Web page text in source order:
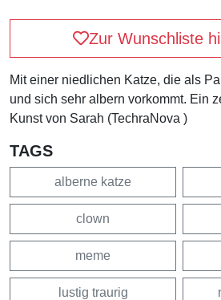
Zur Wunschliste
Mit einer niedlichen Katze, die als
und sich sehr albern vorkommt. Ein
Kunst von Sarah (TechraNova )
TAGS
alberne katze
clown
meme
lustig traurig